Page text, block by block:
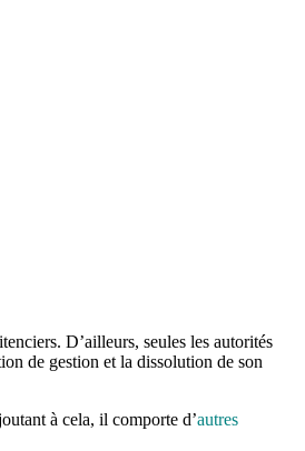
D’ailleurs, seules les autorités
de gestion et la dissolution de son
à cela, il comporte d’autres